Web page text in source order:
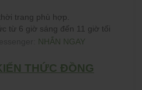
trang phù hợp.
từ 6 giờ sáng đến 11 giờ tối
NHẮN NGAY
THỨC ĐỒNG